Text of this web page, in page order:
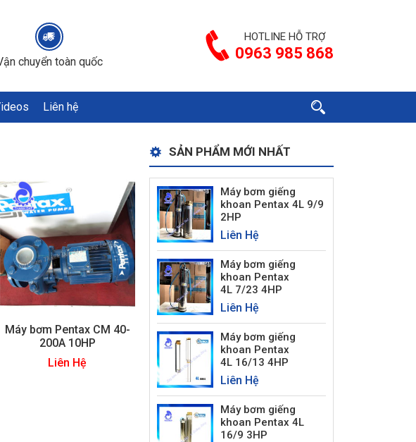
chuyển toàn quốc
HOTLINE HỖ TRỢ
0963 985 868
Liên hệ
Máy bơm Pentax CM 40-
200A 10HP
Liên Hệ
SẢN PHẨM MỚI NHẤT
Máy bơm giếng
khoan Pentax 4L 9/9
2HP
Liên Hệ
Máy bơm giếng
khoan Pentax
4L 7/23 4HP
Liên Hệ
Máy bơm giếng
khoan Pentax
4L 16/13 4HP
Liên Hệ
Máy bơm giếng
khoan Pentax 4L
16/9 3HP